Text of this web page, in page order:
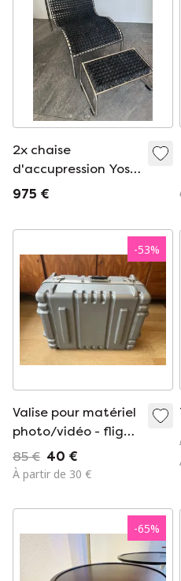
2x chaise
d'accupression Yos
et Leonard
975 €
-53%
Valise pour matériel
photo/vidéo - flight
case vintage
85 € 40 €
À partir de 30 €
-65%